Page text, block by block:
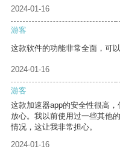
2024-01-16
游客
这款软件的功能非常全面，可
2024-01-16
游客
这款加速器app的安全性很高
放心。我以前使用过一些其他
情况，这让我非常担心。
2024-01-16